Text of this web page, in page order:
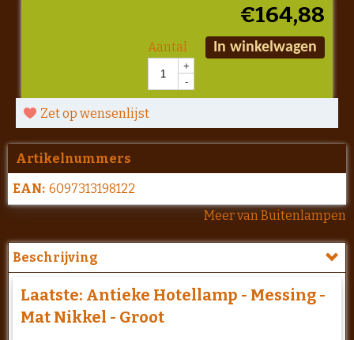
€164,88
Aantal
+
-
In winkelwagen
Zet op wensenlijst
Artikelnummers
EAN: 6097313198122
Meer van Buitenlampen
Beschrijving
Laatste: Antieke Hotellamp - Messing -
Mat Nikkel - Groot